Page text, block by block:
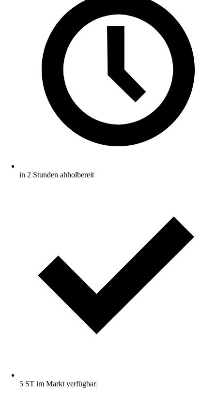
in 2 Stunden abholbereit
5 ST im Markt verfügbar